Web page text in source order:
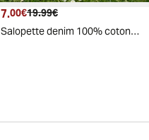
Prezzo attuale
7.00€ Prezzo originale
19.99€
Salopette denim 100% cotone con rouches - Denim chiaro